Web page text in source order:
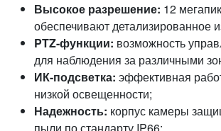
Высокое разрешение: 12
обеспечивают детализированное
PTZ-функции: возможность
для наблюдения за различными
ИК-подсветка: эффективная
низкой освещенности;
Надежность: корпус камеры